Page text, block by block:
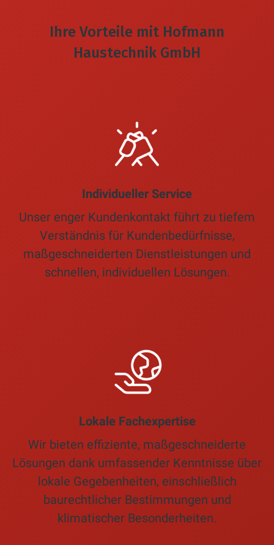
Ihre Vorteile mit Hofmann
Haustechnik GmbH
Individueller Service
Unser enger Kundenkontakt führt zu tiefem
Verständnis für Kundenbedürfnisse,
maßgeschneiderten Dienstleistungen und
schnellen, individuellen Lösungen.
Lokale Fachexpertise
Wir bieten effiziente, maßgeschneiderte
Lösungen dank umfassender Kenntnisse über
lokale Gegebenheiten, einschließlich
baurechtlicher Bestimmungen und
klimatischer Besonderheiten.